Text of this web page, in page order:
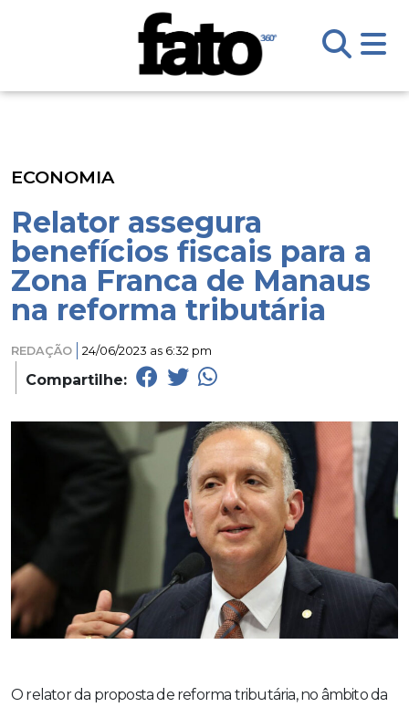
ECONOMIA
Relator assegura
benefícios fiscais para a
Zona Franca de Manaus
na reforma tributária
REDAÇÃO 24/06/2023 as 6:32 pm
Compartilhe:
O relator da proposta de reforma tributária, no âmbito da